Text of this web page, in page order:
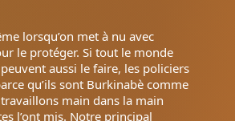
lorsqu’on met à nu avec
le protéger. Si tout le monde
aussi le faire, les policiers
qu’ils sont Burkinabè comme
main dans la main
l’ont mis. Notre principal